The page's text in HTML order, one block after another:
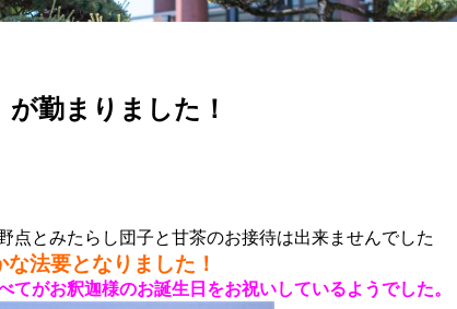
勤まりました！
とみたらし団子と甘茶のお接待は出来ませんでした
法要となりました！
がお釈迦様のお誕生日をお祝いしているようでした。